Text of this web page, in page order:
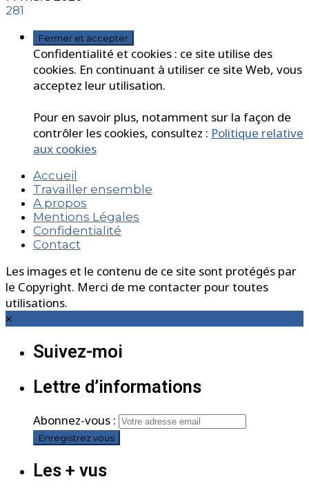
281
Confidentialité et cookies : ce site utilise des
cookies. En continuant à utiliser ce site Web, vous
acceptez leur utilisation.
Pour en savoir plus, notamment sur la façon de
contrôler les cookies, consultez : Politique relative
aux cookies
Accueil
Travailler ensemble
A propos
Mentions Légales
Confidentialité
Contact
Les images et le contenu de ce site sont protégés par
le Copyright. Merci de me contacter pour toutes
utilisations.
×
Suivez-moi
Lettre d’informations
Abonnez-vous :
Les + vus